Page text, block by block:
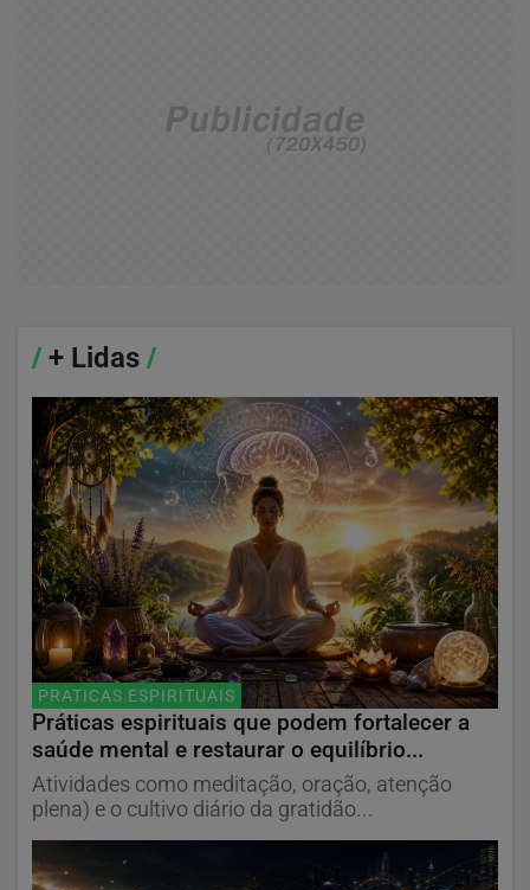
/ + Lidas /
PRATICAS ESPIRITUAIS
Práticas espirituais que podem fortalecer a
saúde mental e restaurar o equilíbrio...
Atividades como meditação, oração, atenção
plena) e o cultivo diário da gratidão...